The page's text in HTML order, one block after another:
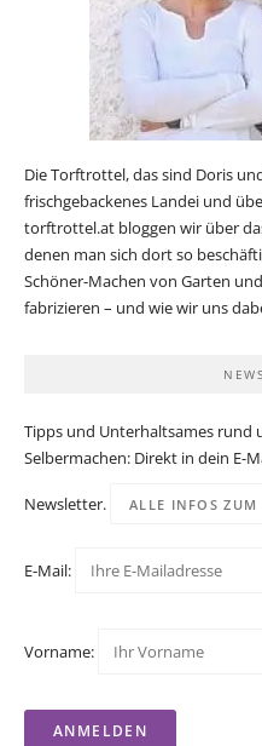
Die Torftrottel, das sind Doris
frischgebackenes Landei und
torftrottel.at bloggen wir über
denen man sich dort so
Schöner-Machen von Garten
fabrizieren – und wie wir uns
Tipps und Unterhaltsames rund
Selbermachen: Direkt in dein E-
Newsletter. ALLE INFOS ZUM
E-Mail:
Vorname: